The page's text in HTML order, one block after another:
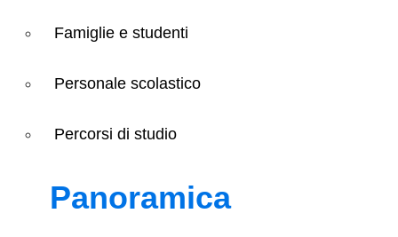
Famiglie e studenti
Personale scolastico
Percorsi di studio
Panoramica